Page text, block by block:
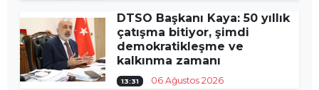
DTSO Başkanı Kaya: 50 yıllık
çatışma bitiyor, şimdi
demokratikleşme ve
kalkınma zamanı
13:31 06 Ağustos 2026